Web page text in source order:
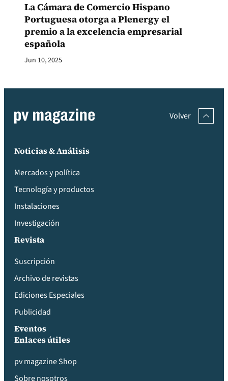
La Cámara de Comercio Hispano
Portuguesa otorga a Plenergy el
premio a la excelencia empresarial
española
Jun 10, 2025
Volver
Noticias & Análisis
Mercados y política
Tecnología y productos
Instalaciones
Investigación
Revista
Suscripción
Archivo de revistas
Ediciones Especiales
Publicidad
Eventos
Enlaces útiles
pv magazine Shop
Sobre nosotros